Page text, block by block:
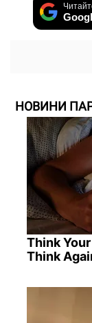
НОВИНИ
Think
Think